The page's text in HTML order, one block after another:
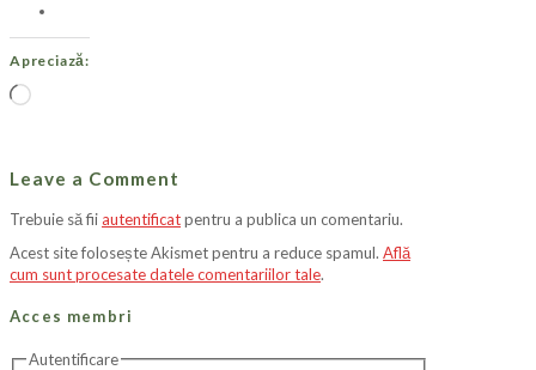
Apreciază:
Încarc...
Leave a Comment
Trebuie să fiiautentificatpentru a publica un comentariu.
Acest site folosește Akismet pentru a reduce spamul. Află
cum sunt procesate datele comentariilor tale.
Acces membri
Autentificare